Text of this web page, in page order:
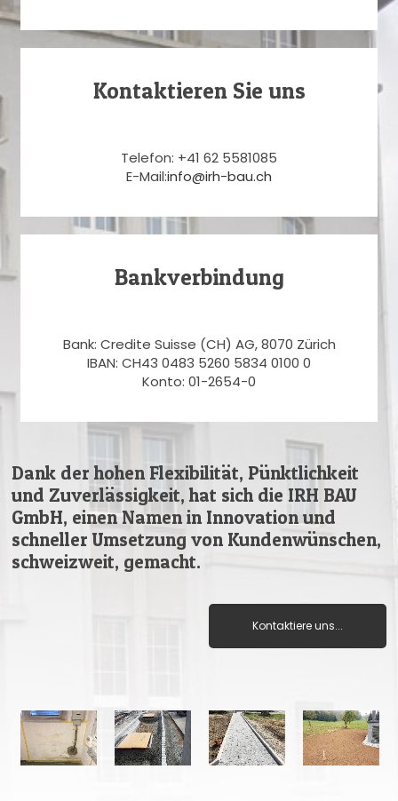
Kontaktieren Sie uns
Telefon: +41 62 5581085
E-Mail:info@irh-bau.ch
Bankverbindung
Bank: Credite Suisse (CH) AG, 8070 Zürich
IBAN: CH43 0483 5260 5834 0100 0
Konto: 01-2654-0
Dank der hohen Flexibilität, Pünktlichkeit
und Zuverlässigkeit, hat sich die IRH BAU
GmbH, einen Namen in Innovation und
schneller Umsetzung von Kundenwünschen,
schweizweit, gemacht.
Kontaktiere uns...